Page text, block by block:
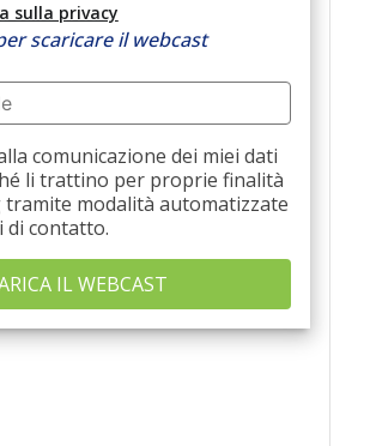
sulla privacy
scaricare il webcast
comunicazione dei miei dati
li trattino per proprie finalità
modalità automatizzate
di contatto.